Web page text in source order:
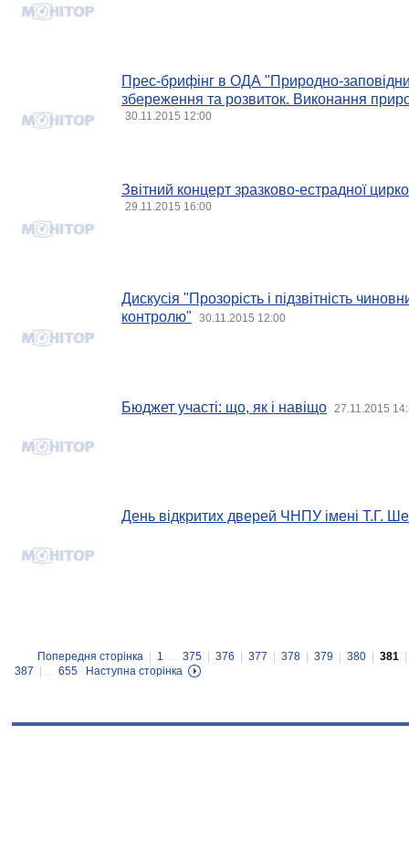
Прес-брифінг в ОДА "Природно-
збереження та розвиток. Виконання
30.11.2015 12:00
Звітний концерт зразково-естрадної
29.11.2015 16:00
Дискусія "Прозорість і підзвітність
контролю"
30.11.2015 12:00
Бюджет участі: що, як і навіщо 27.11.2015
День відкритих дверей ЧНПУ імені Т.Г.
Попередня сторінка 1 ... 375 376 377 378 379 380 381
387
| ... 655 Наступна сторінка